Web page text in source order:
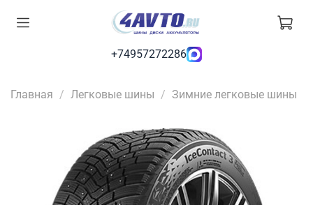
+74957272286
Главная Легковые шины Зимние легковые шины